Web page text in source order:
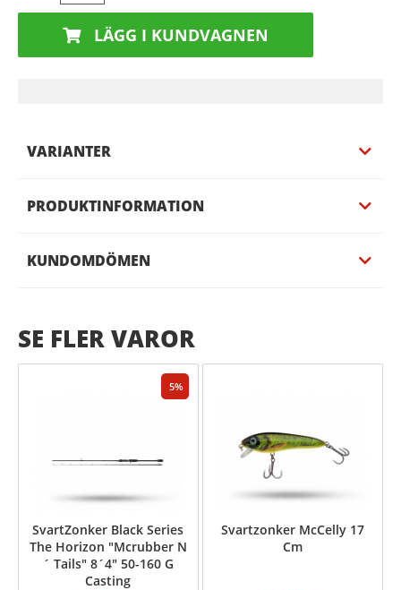
LÄGG I KUNDVAGNEN
VARIANTER
PRODUKTINFORMATION
KUNDOMDÖMEN
SE FLER VAROR
5
SvartZonker Black Series
The Horizon "Mcrubber N
´ Tails" 8´4" 50-160 G
Casting
Svartzonker McCelly 17
Cm